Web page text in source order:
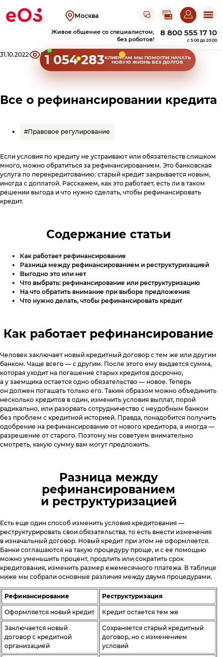
Клиентам
Узнать задолженность
Личный кабинет
Найти работу
Повысить финграмотность
Вопросы и Ответы
Мобильное приложение
Как помочь должнику
Отзывы
ЭОС в СМИ
Оплатить
задолженность
Оплатить на сайте
Оплатить в СберБанк Онлайн
Оплатить в терминале
Оплатить в магазине
О компании
Об ЭОС Россия
История компании
Карьера в ЭОС
Контакты
Адреса офисов
и терминалов
Горячая линия
Анонимный звонок
8 800 775 02 04c 8:00 до 17:00
Звонок юристу(судебная стадия взыскания)
8 800 555 98 17c 5:00 до 18:00
д. 2, помещение 1/12
eos@oooeos.ru
Сайт для юридических лиц
Живое общение со специалистом,
без роботов!
8 800 555 17 10
c 5:00 до 20:00
Открыть чат с ЭОС
Москва
1 054 283КЛИЕНТАМ МЫ ПОМОГЛИ НАЧАТЬ
НОВУЮ ЖИЗНЬ БЕЗ ДОЛГОВ
Хлебные крошки сайта
31.10.2022 5058 Поделиться
Все о рефинансировании кредита
#Правовое регулирование
Если условия по кредиту не устраивают или обязательств слишком
много, можно обратиться за рефинансированием. Это банковская
услуга по перекредитованию: старый кредит закрывается новым,
иногда с доплатой. Расскажем, как это работает, есть ли в таком
решении выгода и что нужно сделать, чтобы рефинансировать
кредит.
Содержание статьи
Как работает рефинансирование
Разница между рефинансированием и реструктуризацией
Выгодно это или нет
Что выбрать: рефинансирование или реструктуризацию
На что обратить внимание при выборе предложения
Что нужно делать, чтобы рефинансировать кредит
Как работает рефинансирование
Человек заключает новый кредитный договор с тем же или другим
банком. Чаще всего — с другим. После этого ему выдается сумма,
которая уходит на погашение старых кредитов досрочно,
а у заемщика остается одно обязательство — новое. Теперь
он должен погашать только его. Таким образом можно объединить
несколько кредитов в один, изменить условия выплат, порой
радикально, или разорвать сотрудничество с неудобным банком
без проблем с кредитной историей. Правда, понадобится получить
одобрение на рефинансирование от нового кредитора, а иногда —
разрешение от старого. Поэтому мы советуем внимательно
смотреть, какую сумму вам могут предложить.
Разница между
рефинансированием
и реструктуризацией
Есть еще один способ изменить условия кредитования —
реструктурировать свои обязательства, то есть внести изменения
в изначальный договор. Новый кредит при этом не оформляется.
Банки соглашаются на такую процедуру проще, и с ее помощью
можно уменьшить процент, продлить или сократить срок
кредитования, изменить размер ежемесячного платежа. В таблице
ниже мы собрали основные различия между двумя процедурами.
Рефинансирование Реструктуризация
Оформляется новый кредит Кредит остается тем же
Заключается новый
договор с кредитной
организацией
Сохраняется старый кредитный
договор, но с изменением
условий